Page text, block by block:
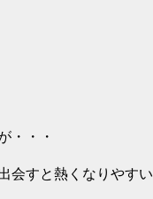
・・・
会すと熱くなりやすい